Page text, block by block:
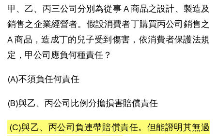
甲、乙、丙三公司分別為從事 A 商品之設計、製造及
銷售之企業經營者。假設消費者丁購買丙公司銷售之
A 商品，造成丁的兒子受到傷害，依消費者保護法規
定，甲公司應負何種責任？
(A)不須負任何責任
(B)與乙、丙公司比例分擔損害賠償責任
(C)與乙、丙公司負連帶賠償責任。但能證明其無過